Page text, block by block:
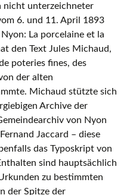
nicht unterzeichneter
6. und 11. April 1893
La porcelaine et la
den Text Jules Michaud,
poteries fines, des
der alten
Michaud stützte sich
Archive der
von Nyon
Jaccard – diese
das Typoskript von
sind hauptsächlich
zu bestimmten
der Spitze der